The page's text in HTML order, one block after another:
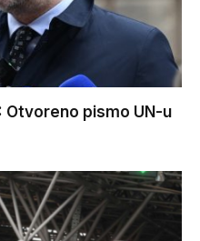
Otvoreno pismo UN-u